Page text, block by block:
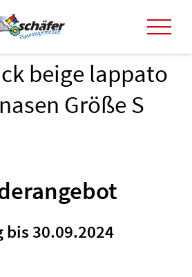
beige lappato
Größe S
bis 30.09.2024